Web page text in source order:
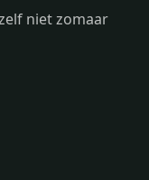
niet zomaar